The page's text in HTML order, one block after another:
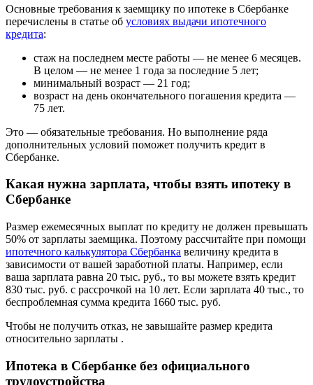
Основные требования к заемщику по ипотеке в Сбербанке
перечислены в статье об условиях выдачи ипотечного
кредита:
стаж на последнем месте работы — не менее 6 месяцев.
В целом — не менее 1 года за последние 5 лет;
минимальный возраст — 21 год;
возраст на день окончательного погашения кредита —
75 лет.
Это — обязательные требования. Но выполнение ряда
дополнительных условий поможет получить кредит в
Сбербанке.
Какая нужна зарплата, чтобы взять ипотеку в
Сбербанке
Размер ежемесячных выплат по кредиту не должен превышать
50% от зарплаты заемщика. Поэтому рассчитайте при помощи
ипотечного калькулятора Сбербанка величину кредита в
зависимости от вашей заработной платы. Например, если
ваша зарплата равна 20 тыс. руб., то вы можете взять кредит
830 тыс. руб. с рассрочкой на 10 лет. Если зарплата 40 тыс., то
беспроблемная сумма кредита 1660 тыс. руб.
Чтобы не получить отказ, не завышайте размер кредита
относительно зарплаты .
Ипотека в Сбербанке без официального
трудоустройства